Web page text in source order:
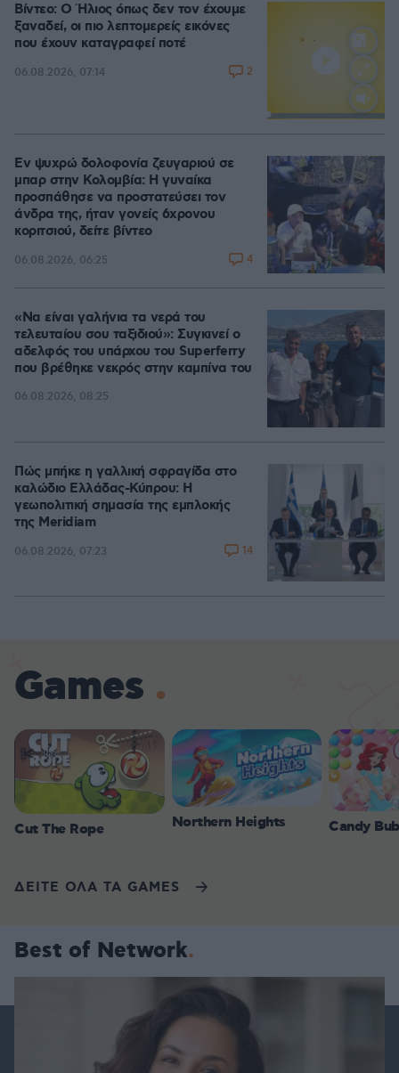
Loaded:
Βίντεο: Ο Ήλιος όπως δεν τον έχουμε
ξαναδεί, οι πιο λεπτομερείς εικόνες
που έχουν καταγραφεί ποτέ
06.08.2026, 07:14 2
Εν ψυχρώ δολοφονία ζευγαριού σε
μπαρ στην Κολομβία: Η γυναίκα
προσπάθησε να προστατεύσει τον
άνδρα της, ήταν γονείς 6χρονου
κοριτσιού, δείτε βίντεο
06.08.2026, 06:25 4
«Να είναι γαλήνια τα νερά του
τελευταίου σου ταξιδιού»: Συγκινεί ο
αδελφός του υπάρχου του Superferry
που βρέθηκε νεκρός στην καμπίνα του
06.08.2026, 08:25
Πώς μπήκε η γαλλική σφραγίδα στο
καλώδιο Ελλάδας-Κύπρου: Η
γεωπολιτική σημασία της εμπλοκής
της Meridiam
06.08.2026, 07:23 14
Games
Cut The Rope Northern Heights Candy
ΔΕΙΤΕ ΟΛΑ ΤΑ GAMES
Best of Network